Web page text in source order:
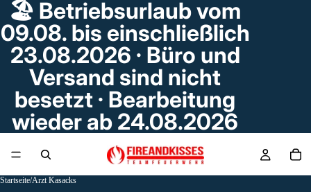
🏖️ Betriebsurlaub vom
09.08. bis einschließlich
23.08.2026 · Büro und
Versand sind nicht
besetzt · Bearbeitung
wieder ab 24.08.2026
Startseite/Arzt Kasacks